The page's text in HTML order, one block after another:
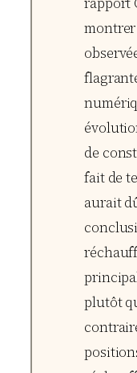
montrer
de
fait de
aurait
plutôt